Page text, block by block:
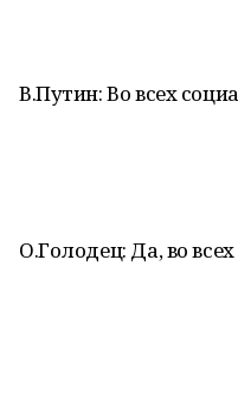
В.Путин: Во всех
О.Голодец: Да, во